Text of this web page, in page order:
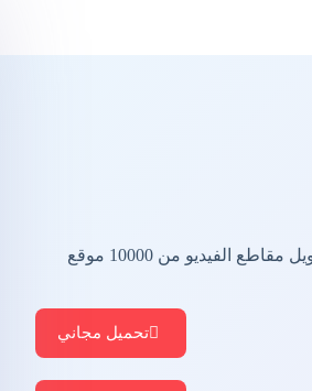
فيديو الكل في واحد & برنامج تنزيل الموسيقى لتنزيل وتحويل مقاطع الفيديو من 10000 موقع
تحميل مجاني